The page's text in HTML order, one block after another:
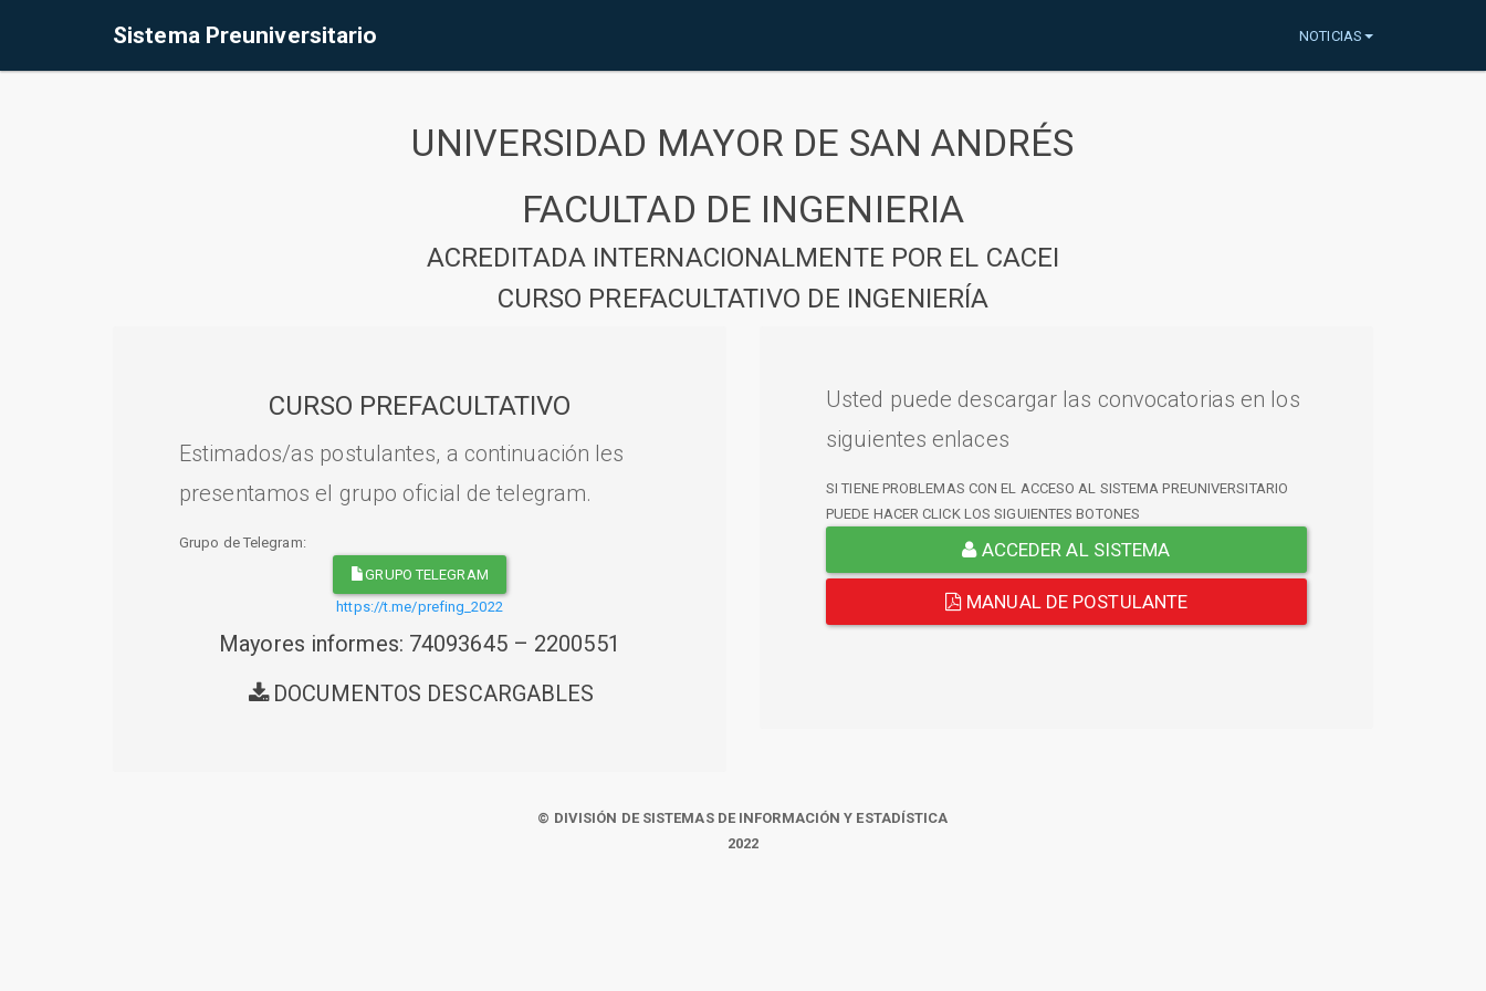
Sistema Preuniversitario NOTICIAS
UNIVERSIDAD MAYOR DE SAN ANDRÉS
FACULTAD DE INGENIERIA
ACREDITADA INTERNACIONALMENTE POR EL CACEI
CURSO PREFACULTATIVO DE INGENIERÍA
CURSO PREFACULTATIVO
Estimados/as postulantes, a continuación les
presentamos el grupo oficial de telegram.
Grupo de Telegram:
GRUPO TELEGRAM
https://t.me/prefing_2022
Mayores informes: 74093645 – 2200551
DOCUMENTOS DESCARGABLES
Usted puede descargar las convocatorias en los
siguientes enlaces
SI TIENE PROBLEMAS CON EL ACCESO AL SISTEMA PREUNIVERSITARIO
PUEDE HACER CLICK LOS SIGUIENTES BOTONES
ACCEDER AL SISTEMA
MANUAL DE POSTULANTE
© DIVISIÓN DE SISTEMAS DE INFORMACIÓN Y ESTADÍSTICA
2022